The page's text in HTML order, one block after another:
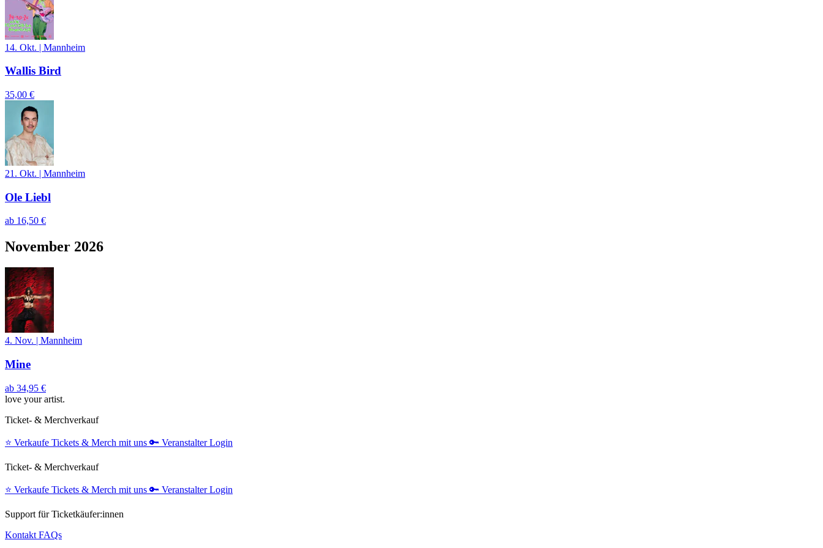
14. Okt. | Mannheim
Wallis Bird
35,00 €
21. Okt. | Mannheim
Ole Liebl
ab 16,50 €
November 2026
4. Nov. | Mannheim
Mine
ab 34,95 €
love your artist.
Ticket- & Merchverkauf
⭐️ Verkaufe Tickets & Merch mit uns 🔑 Veranstalter Login
Ticket- & Merchverkauf
⭐️ Verkaufe Tickets & Merch mit uns 🔑 Veranstalter Login
Support für Ticketkäufer:innen
Kontakt FAQs